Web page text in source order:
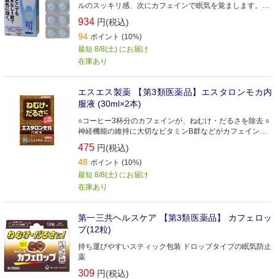
ルのスッキリ感、次にカフェインで眠気を覚まします。カ
934 円(税込)
94 ポイント (10%)
最短 8/8(土) にお届け
在庫あり
エスエス製薬 【第3類医薬品】エスタロンモカ内
服液 (30ml×2本)
○コーヒー3杯分のカフェインが、ねむけ・だるさを除去 ○
神経機能の維持に大切なビタミンB群などがカフェインと
ほろ苦いコーヒー風味
475 円(税込)
48 ポイント (10%)
最短 8/8(土) にお届け
在庫あり
第一三共ヘルスケア 【第3類医薬品】 カフェロッ
プ(12粒)
持ち運びやすいスティック包装 ドロップタイプの眠気防止
薬
309 円(税込)